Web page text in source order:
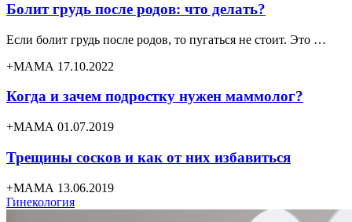
Болит грудь после родов: что делать?
Если болит грудь после родов, то пугаться не стоит. Это …
+МАМА 17.10.2022
Когда и зачем подростку нужен маммолог?
+МАМА 01.07.2019
Трещины сосков и как от них избавиться
+МАМА 13.06.2019
Гинекология